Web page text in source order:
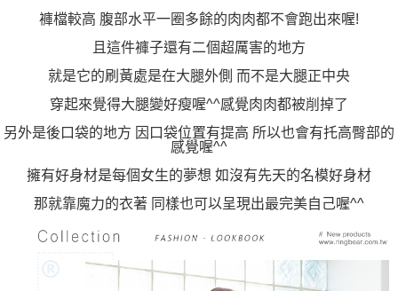
褲檔較高 腹部水平一圈多餘的肉肉都不會跑出來喔!
且這件褲子還有二個超厲害的地方
就是它的刷黃處是在大腿外側 而不是大腿正中央
穿起來覺得大腿變好瘦喔^^感覺肉肉都被削掉了
另外是後口袋的地方 因口袋位置有提高 所以也會有托高臀部的
感覺喔^^
擁有好身材是每個女生的夢想 如沒有先天的名模好身材
那就靠魔力的衣著 同樣也可以呈現出最完美自己喔^^